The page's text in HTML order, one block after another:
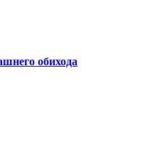
обихода